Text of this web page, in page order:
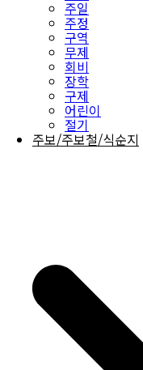
주일
주정
구역
무제
회비
장학
구제
어린이
절기
주보/주보철/식순지